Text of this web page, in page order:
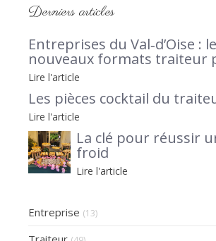
Derniers articles
Entreprises du Val‑d’Oise :
nouveaux formats traiteur
séminaires et afterworks,
Traiteur 95 en lumière
Lire l'article
Les pièces cocktail du
Lire l'article
La clé pour réussir
froid
Lire l'article
Entreprise (13)